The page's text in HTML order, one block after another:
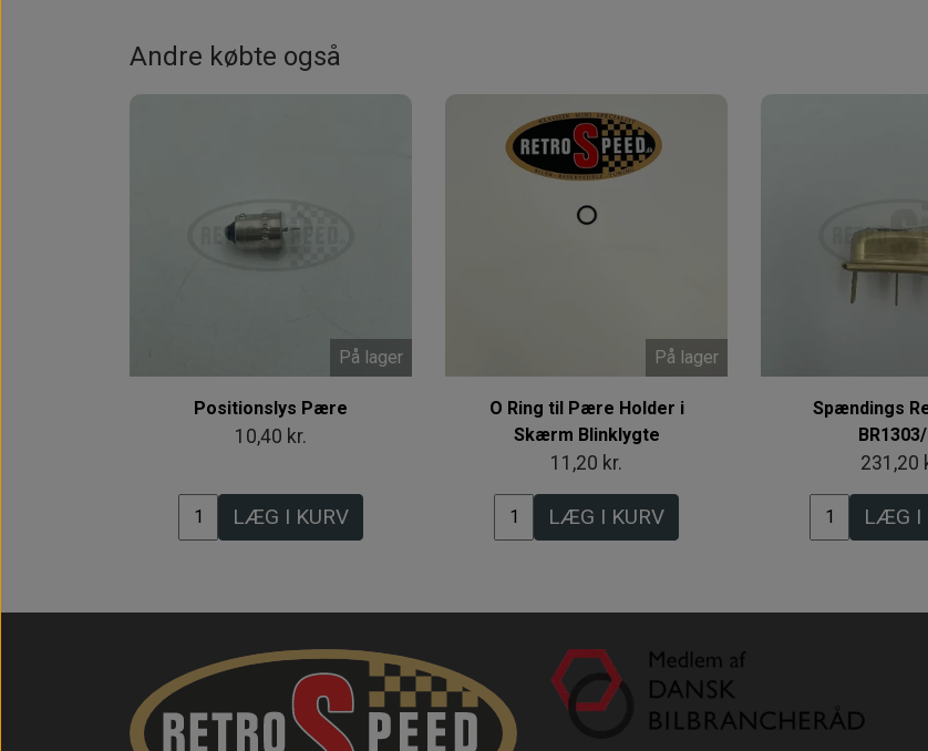
Andre købte også
På lager
Positionslys Pære
10,40 kr.
LÆG I KURV
På lager
O Ring til Pære Holder i
Skærm Blinklygte
11,20 kr.
LÆG I KURV
Spændings
231,20
LÆG I